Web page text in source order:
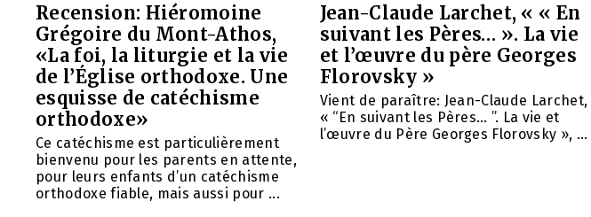
Recension: Hiéromoine
Grégoire du Mont-Athos,
«La foi, la liturgie et la vie
de l’Église orthodoxe. Une
esquisse de catéchisme
orthodoxe»
Ce catéchisme est particulièrement
bienvenu pour les parents en attente,
pour leurs enfants d’un catéchisme
orthodoxe fiable, mais aussi pour ...
Jean-Claude Larchet, « « En
suivant les Pères… ». La vie
et l’œuvre du père Georges
Florovsky »
Vient de paraître: Jean-Claude Larchet,
« “En suivant les Pères… ”. La vie et
l’œuvre du Père Georges Florovsky », ...